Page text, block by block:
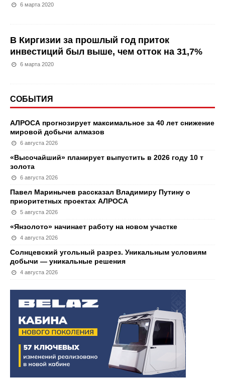
6 марта 2020
В Киргизии за прошлый год приток
инвестиций был выше, чем отток на 31,7%
6 марта 2020
СОБЫТИЯ
АЛРОСА прогнозирует максимальное за 40 лет снижение
мировой добычи алмазов
6 августа 2026
«Высочайший» планирует выпустить в 2026 году 10 т
золота
6 августа 2026
Павел Маринычев рассказал Владимиру Путину о
приоритетных проектах АЛРОСА
5 августа 2026
«Янзолото» начинает работу на новом участке
4 августа 2026
Солнцевский угольный разрез. Уникальным условиям
добычи — уникальные решения
4 августа 2026